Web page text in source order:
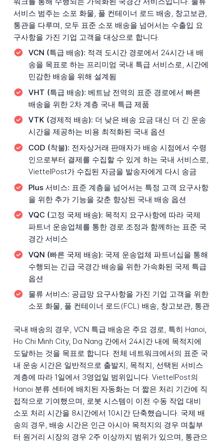
서비스 범주는 소포 화물, 풀 컨테이너 로드 배송, 창고보관,
통관을 다루며, 모두 표준 소포 배송을 넘어서는 수출입 요
구사항을 가진 기업 고객을 대상으로 합니다.
VCN (특급 배송): 적격 도시간 경로에서 24시간 내 배
송을 목표로 하는 프리미엄 국내 특급 서비스로, 시간에
민감한 배송을 위해 설계됨
VHT (특급 배송): 베트남 전역의 표준 경로에서 빠른
배송을 위한 2차 계층 국내 특급 제품
VTK (경제적 배송): 더 낮은 배송 요금 대신 더 긴 운송
시간을 제공하는 비용 최적화된 국내 옵션
COD (착불): 전자상거래 판매자가 배송 시점에서 수령
인으로부터 결제를 수집할 수 있게 하는 국내 서비스로,
ViettelPost가 수집된 자금을 발송자에게 다시 송금
Plus 서비스: 표준 계층을 넘어서는 특정 고객 요구사항
을 위한 추가 기능을 갖춘 향상된 국내 배송 옵션
VQC (고정 국제 배송): 목적지 요구사항에 따라 국제
파트너 운송업체를 통한 경로 조정과 함께하는 표준 국
경간 서비스
VQN (빠른 국제 배송): 국제 운송업체 파트너십을 통해
수행되는 긴급 국경간 배송을 위한 가속화된 국제 특급
옵션
물류 서비스: 공급망 요구사항을 가진 기업 고객을 위한
소포 화물, 풀 컨테이너 로드(FCL) 배송, 창고보관, 통관
국내 배송의 경우, VCN 특급 배송은 주요 경로, 특히 Hanoi,
Ho Chi Minh City, Da Nang 간에서 24시간 내에 목적지에
도달하는 것을 목표로 합니다. 전체 네트워크에서의 표준 국
내 운송 시간은 일반적으로 출발지, 목적지, 선택된 서비스
계층에 따라 1일에서 3영업일 범위입니다. ViettelPost의
Hanoi 분류 센터에 배치된 자동화는 더 짧은 처리 기간에 직
접적으로 기여했으며, 로봇 시스템이 이전 수동 작업 대비
소포 처리 시간을 8시간에서 10시간 단축했습니다. 국제 배
송의 경우, 배송 시간은 인근 아시아 목적지의 경우 며칠부
터 원거리 시장의 경우 2주 이상까지 범위가 있으며, 통관으